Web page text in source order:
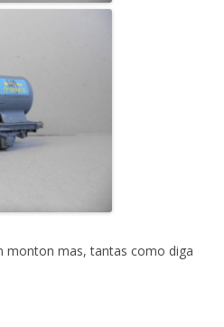
monton mas, tantas como diga